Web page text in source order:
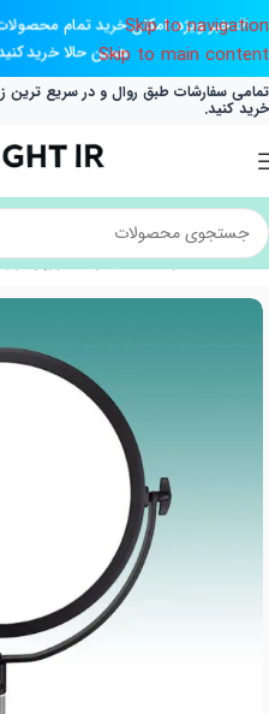
🎉 خبر ویژه: امکان خرید تمام محصولات در ۴
همین حالا خرید
Skip to navigation
Skip to main content
تمامی سفارشات طبق روال و در سریع ترین
خرید کنید.
خانه/محصولات/تجهیزات نورپردازی